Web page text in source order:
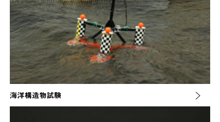
海洋構造物試験